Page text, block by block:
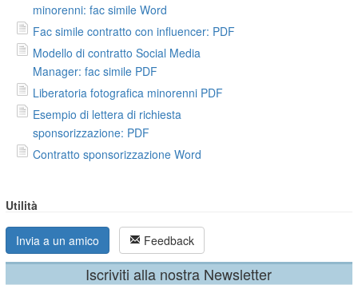
minorenni: fac simile Word
Fac simile contratto con influencer: PDF
Modello di contratto Social Media
Manager: fac simile PDF
Liberatoria fotografica minorenni PDF
Esempio di lettera di richiesta
sponsorizzazione: PDF
Contratto sponsorizzazione Word
Utilità
Invia a un amico Feedback
Iscriviti alla nostra Newsletter